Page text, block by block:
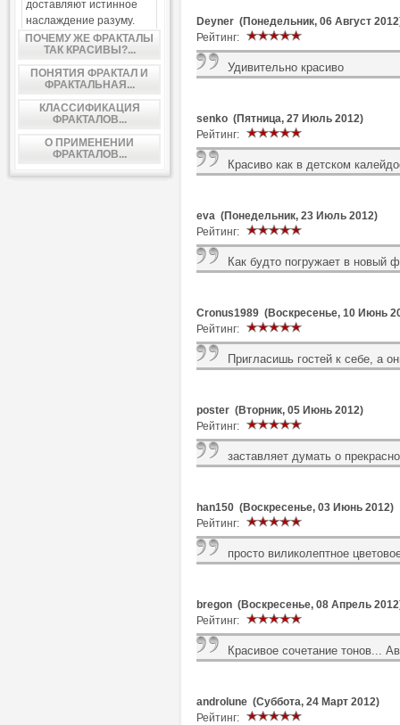
доставляют истинное
наслаждение разуму.
ПОЧЕМУ ЖЕ ФРАКТАЛЫ
ТАК КРАСИВЫ?...
ПОНЯТИЯ ФРАКТАЛ И
ФРАКТАЛЬНАЯ...
КЛАССИФИКАЦИЯ
ФРАКТАЛОВ...
О ПРИМЕНЕНИИ
ФРАКТАЛОВ...
Deyner (Понедельник, 06 Август
Рейтинг:
Удивительно красиво
senko (Пятница, 27 Июль 2012)
Рейтинг:
Красиво как в детском
eva (Понедельник, 23 Июль 2012)
Рейтинг:
Как будто погружает в новый
Cronus1989 (Воскресенье, 10 Июнь
Рейтинг:
Пригласишь гостей к себе, а
poster (Вторник, 05 Июнь 2012)
Рейтинг:
заставляет думать о
han150 (Воскресенье, 03 Июнь 2012)
Рейтинг:
просто виликолептное
bregon (Воскресенье, 08 Апрель
Рейтинг:
Красивое сочетание тонов...
androlune (Суббота, 24 Март 2012)
Рейтинг: